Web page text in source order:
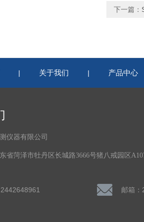
下一篇：
| 关于我们 | 产品中心
仪器有限公司
省菏泽市牡丹区长城路3666号猪八戒园区
邮箱